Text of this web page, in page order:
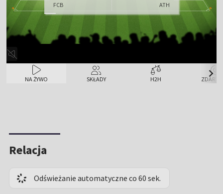
NA ŻYWO SKŁADY H2H
FCB ATH
Relacja
Odświeżanie automatyczne co 60 sek.